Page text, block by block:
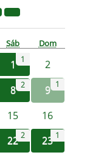
Sáb Dom
1 1
2
8 2 9 1
15
16
22 2 23 1